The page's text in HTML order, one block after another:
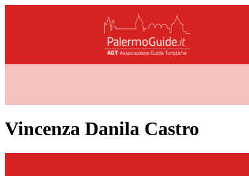
Vincenza Danila Castro